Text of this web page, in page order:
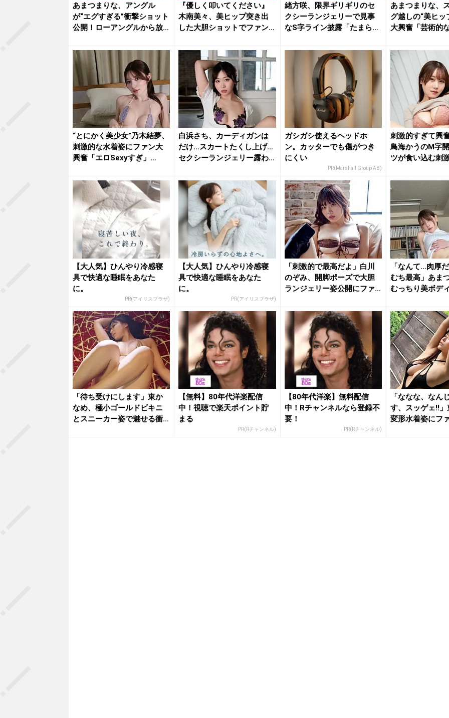
あまつまりな、アングル
が“エグすぎる”衝撃ショット
公開！ローアングルから放
『優しく叩いてください』
木南美々、美ヒップ突き出
した大胆ショットでファン
緒方咲、限界ギリギリのセ
クシーランジェリーで見事
なS字ライン披露「たまらな
あまつまりな、
グ越しの“美ヒッ
大興奮「芸術的
“とにかく美少女”乃木結夢、
刺激的な水着姿にファン大
興奮「エロSexyすぎ」
白浜さち、カーディガンは
だけ…スカートたくし上げ…
セクシーランジェリー露わ
ガシガシ使えるヘッドホ
ン。カッターでも傷がつき
にくい
PR(Marshall Group AB)
刺激的すぎて興
鳥海かうのM字
ツが食い込む刺
【大人気】ひんやり冷感寝
具で快適な睡眠をあなた
に。
PR(アイリスプラザ)
【大人気】ひんやり冷感寝
具で快適な睡眠をあなた
に。
PR(アイリスプラザ)
「刺激的で最高だよ」白川
のぞみ、開脚ポーズで大胆
ランジェリー姿公開にファ
「なんて…肉厚
むち最高」あま
むっちり美ボデ
「待ち受けにします」東か
なめ、極小ゴールドビキニ
とスニーカー姿で魅せる衝
【無料】80年代洋楽配信
中！視聴で楽天ポイント貯
まる
PR(Rチャンネル)
【80年代洋楽】無料配信
中！Rチャンネルなら登録不
要！
PR(Rチャンネル)
「ななな、なん
す、スッゲェ!!
変形水着姿にフ